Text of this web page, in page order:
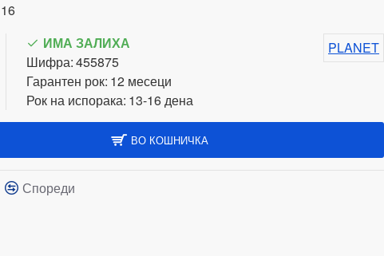
16
ИМА ЗАЛИХА
Шифра:455875
Гарантен рок: 12 месеци
Рок на испорака: 13-16 дена
PLANET
ВО КОШНИЧКА
Спореди